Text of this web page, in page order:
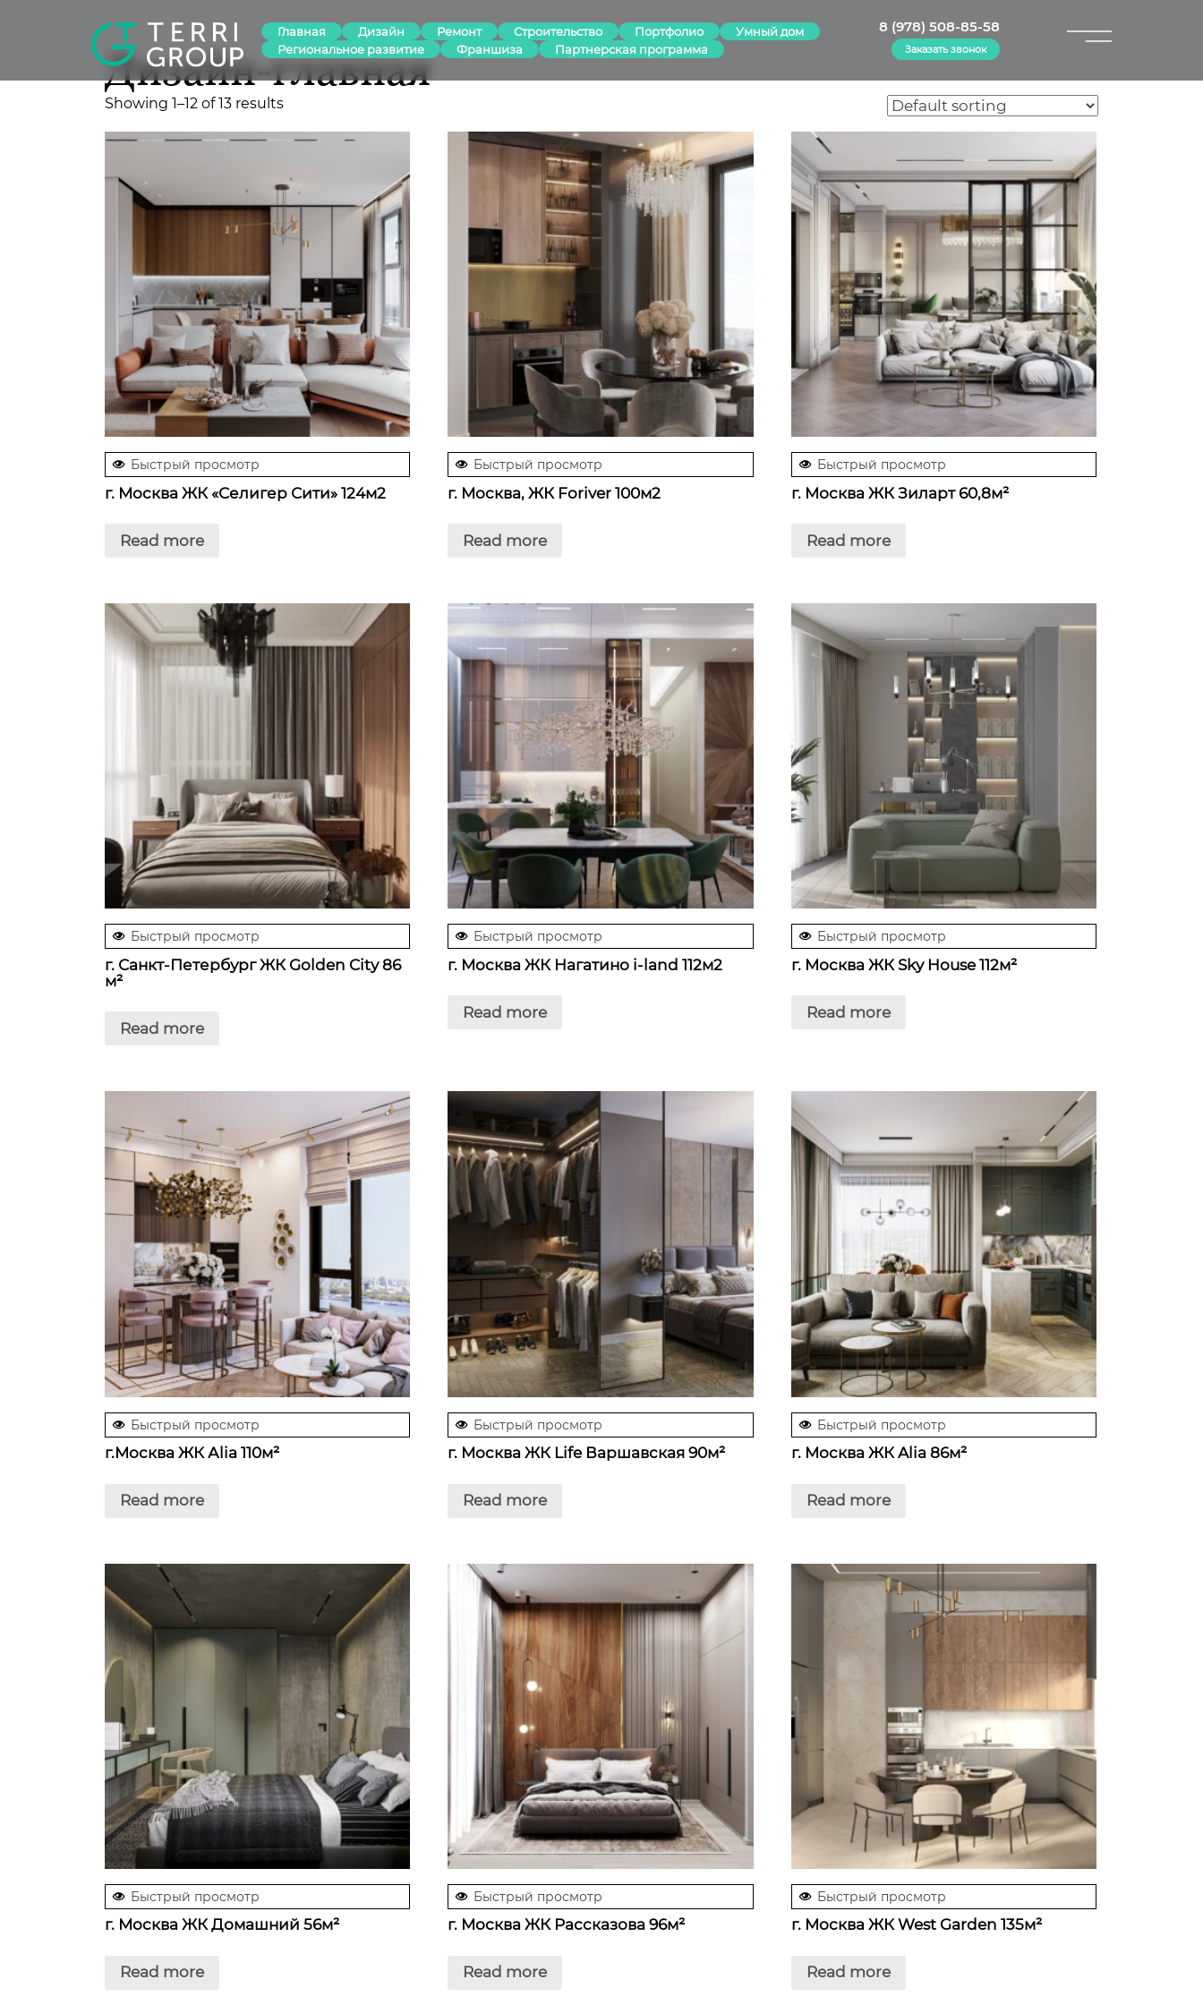
×
Главная Дизайн Ремонт Строительство Портфолио
Умный дом
Региональное развитие
Франшиза Партнерская программа
8 (978) 508-85-58
Заказать звонок
Дизайн-главная
Showing 1–12 of 13 results
Быстрый просмотр
г. Москва ЖК «Селигер Сити» 124м2
Read more
Быстрый просмотр
г. Москва, ЖК Foriver 100м2
Read more
Быстрый просмотр
г. Москва ЖК Зиларт 60,8м²
Read more
Быстрый просмотр
г. Санкт-Петербург ЖК Golden City 86
м²
Read more
Быстрый просмотр
г. Москва ЖК Нагатино i-land 112м2
Read more
Быстрый просмотр
г. Москва ЖК Sky House 112м²
Read more
Быстрый просмотр
г.Москва ЖК Аlia 110м²
Read more
Быстрый просмотр
г. Москва ЖК Life Варшавская 90м²
Read more
Быстрый просмотр
г. Москва ЖК Alia 86м²
Read more
Быстрый просмотр
г. Москва ЖК Домашний 56м²
Read more
Быстрый просмотр
г. Москва ЖК Рассказова 96м²
Read more
Быстрый просмотр
г. Москва ЖК West Garden 135м²
Read more